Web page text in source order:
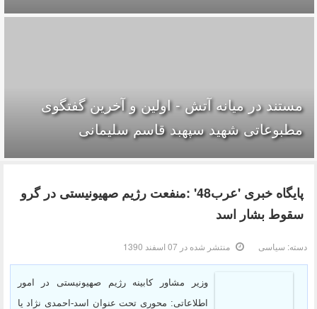
مستند در میانه آتش - اولین و آخرین گفتگوی
مطبوعاتی شهید سپهبد قاسم سلیمانی
پایگاه خبری 'عرب48' :منفعت رژیم صهیونیستی در گرو
سقوط بشار اسد
دسته: سیاسی منتشر شده در 07 اسفند 1390
وزیر مشاور کابینه رژیم صهیونیستی در امور
اطلاعاتی: محوری تحت عنوان اسد-احمدی نژاد یا